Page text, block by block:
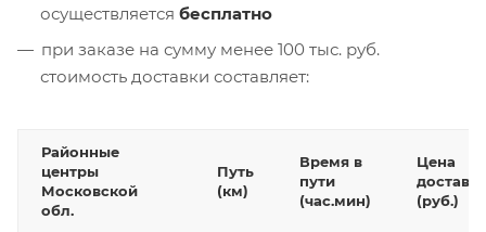
осуществляется бесплатно
при заказе на сумму менее 100 тыс. руб.
стоимость доставки составляет:
Районные
центры
Московской
обл.
Путь
(км)
Время в
пути
(час.мин)
Цена
(руб.)